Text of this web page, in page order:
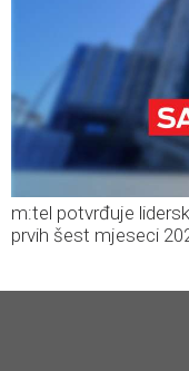
m:tel potvrđuje
prvih šest mjeseci